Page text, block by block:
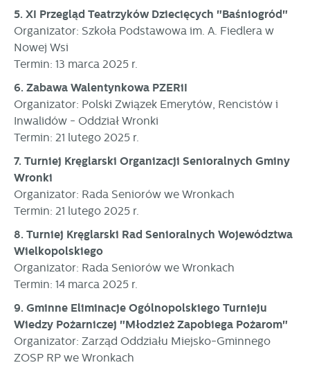
5. XI Przegląd Teatrzyków Dziecięcych "Baśniogród"
Organizator: Szkoła Podstawowa im. A. Fiedlera w
Nowej Wsi
Termin: 13 marca 2025 r.
6. Zabawa Walentynkowa PZERiI
Organizator: Polski Związek Emerytów, Rencistów i
Inwalidów - Oddział Wronki
Termin: 21 lutego 2025 r.
7. Turniej Kręglarski Organizacji Senioralnych Gminy
Wronki
Organizator: Rada Seniorów we Wronkach
Termin: 21 lutego 2025 r.
8. Turniej Kręglarski Rad Senioralnych Województwa
Wielkopolskiego
Organizator: Rada Seniorów we Wronkach
Termin: 14 marca 2025 r.
9. Gminne Eliminacje Ogólnopolskiego Turnieju
Wiedzy Pożarniczej "Młodzież Zapobiega Pożarom"
Organizator: Zarząd Oddziału Miejsko-Gminnego
ZOSP RP we Wronkach
internetowej. Treści promocyjne mogą pojawić się na
stronach podmiotów trzecich lub firm będących naszymi
partnerami oraz innych dostawców usług. Firmy te działają
w charakterze pośredników prezentujących nasze treści w
postaci wiadomości, ofert, komunikatów mediów
społecznościowych.